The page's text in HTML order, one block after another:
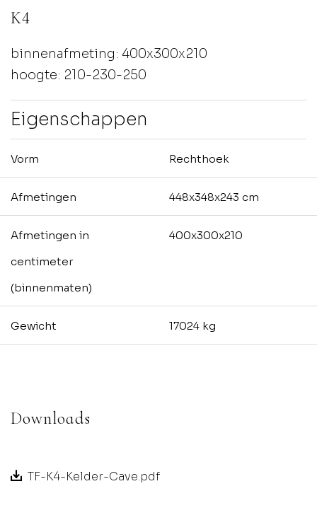
K4
binnenafmeting: 400x300x210
hoogte: 210-230-250
Eigenschappen
Vorm Rechthoek
Afmetingen 448x348x243 cm
Afmetingen in
centimeter
(binnenmaten)
400x300x210
Gewicht 17024 kg
Downloads
TF-K4-Kelder-Cave.pdf